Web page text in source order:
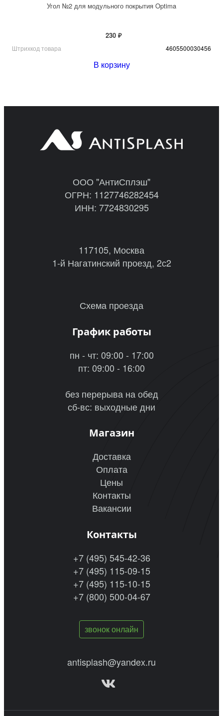
Угол №2 для модульного покрытия Optima
230 ₽
Штрихкод товара 4605500030456
В корзину
ООО "АнтиСплэш"
ОГРН: 1127746282454
ИНН: 7724830295
117105, Москва
1-й Нагатинский проезд, 2с2
Схема проезда
График работы
пн - чт: 09:00 - 17:00
пт: 09:00 - 16:00
без перерыва на обед
сб-вс: выходные дни
Магазин
Доставка
Оплата
Цены
Контакты
Вакансии
Контакты
+7 (495) 545-42-36
+7 (495) 115-09-15
+7 (495) 115-10-15
+7 (800) 500-04-67
звонок онлайн
antisplash@yandex.ru